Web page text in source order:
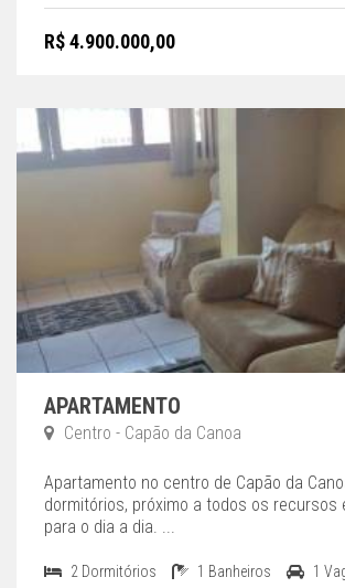
R$ 4.900.000,00
APARTAMENTO
Centro - Capão da Canoa
Apartamento no centro de Capão da
dormitórios, próximo a todos os recursos
para o dia a dia. ...
2 Dormitórios 1 Banheiros 1